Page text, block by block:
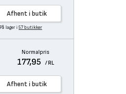
Afhent i butik
På lager i 57 butikker
Normalpris
177,95 / RL
Afhent i butik